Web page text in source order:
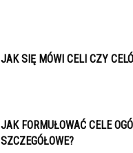
JAK SIĘ MÓWI CELI CZY
JAK FORMUŁOWAĆ CELE
SZCZEGÓŁOWE?